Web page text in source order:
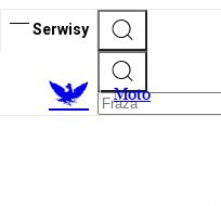
Serwisy
Moto